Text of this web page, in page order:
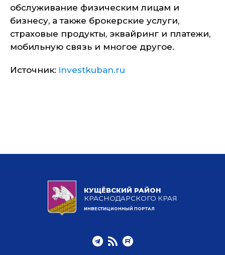
обслуживание физическим лицам и
бизнесу, а также брокерские услуги,
страховые продукты, эквайринг и платежи,
мобильную связь и многое другое.
Источник: investkuban.ru
КУЩЁВСКИЙ РАЙОН
КРАСНОДАРСКОГО КРАЯ
ИНВЕСТИЦИОННЫЙ ПОРТАЛ